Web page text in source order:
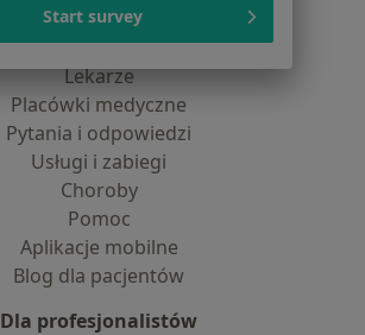
Dla pacjentów
Lekarze
Placówki medyczne
Pytania i odpowiedzi
Usługi i zabiegi
Choroby
Pomoc
Aplikacje mobilne
Blog dla pacjentów
Dla profesjonalistów
Start survey